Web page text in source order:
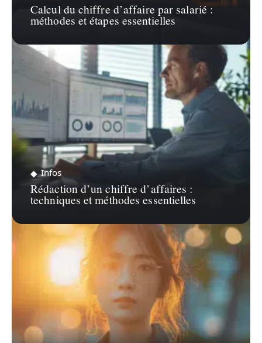
Calcul du chiffre d’affaire par salarié :
méthodes et étapes essentielles
Infos
Rédaction d’un chiffre d’affaires :
techniques et méthodes essentielles